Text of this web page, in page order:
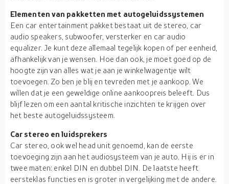
Elementen van pakketten met autogeluidssystemen
Een car entertainment pakket bestaat uit de stereo, car
audio speakers, subwoofer, versterker en car audio
equalizer. Je kunt deze allemaal tegelijk kopen of per eenheid,
afhankelijk van je wensen. Hoe dan ook, je moet goed op de
hoogte zijn van alles wat je aan je winkelwagentje wilt
toevoegen. Zo ben je blij en tevreden met je aankoop. We
willen dat je een geweldige online aankoopreis beleeft. Dus
blijf lezen om een aantal kritische inzichten te krijgen over
het beste autogeluidssysteem.
Car stereo en luidsprekers
Car stereo, ook wel head unit genoemd, kan de eerste
toevoeging zijn aan het audiosysteem van je auto. Hij is er in
twee maten: enkel DIN en dubbel DIN. De laatste heeft
eersteklas functies en is groter in vergelijking met de andere.